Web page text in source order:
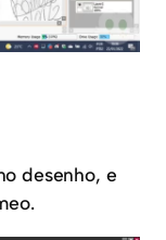
desenho, e